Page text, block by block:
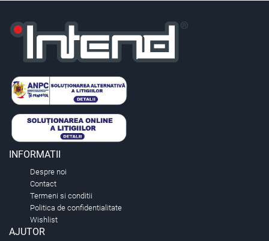
INFORMATII
Despre noi
Contact
Termeni si conditii
Politica de confidentialitate
Wishlist
AJUTOR